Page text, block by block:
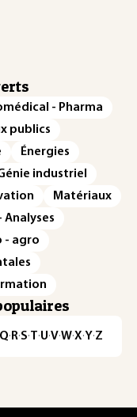
- Pharma
publics
Énergies
industriel
Matériaux
Analyses
- agro
Q· R·S·T·U·V·W·X·Y·Z